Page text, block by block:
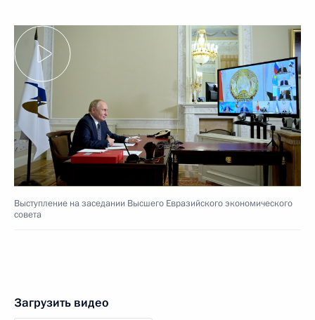
Выступление на заседании Высшего Евразийского экономического
совета
Загрузить видео